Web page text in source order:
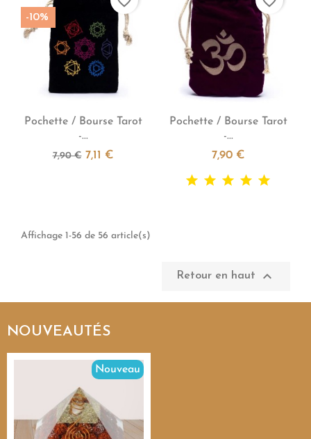
Aperçu rapide
Pochette / Bourse Tarot
-...
7,90 € 7,11 €
-10%
Aperçu rapide
Pochette / Bourse Tarot
-...
7,90 €
Affichage 1-56 de 56 article(s)
Retour en haut 
NOUVEAUTÉS
Nouveau